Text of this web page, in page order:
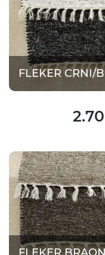
FLEKER CRNI/